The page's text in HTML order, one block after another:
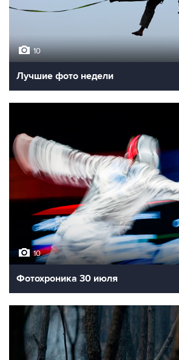
10
Лучшие фото недели
10
Фотохроника 30 июля